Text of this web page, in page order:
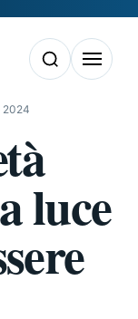
Apri la ricerca
Apri il
2024
luce